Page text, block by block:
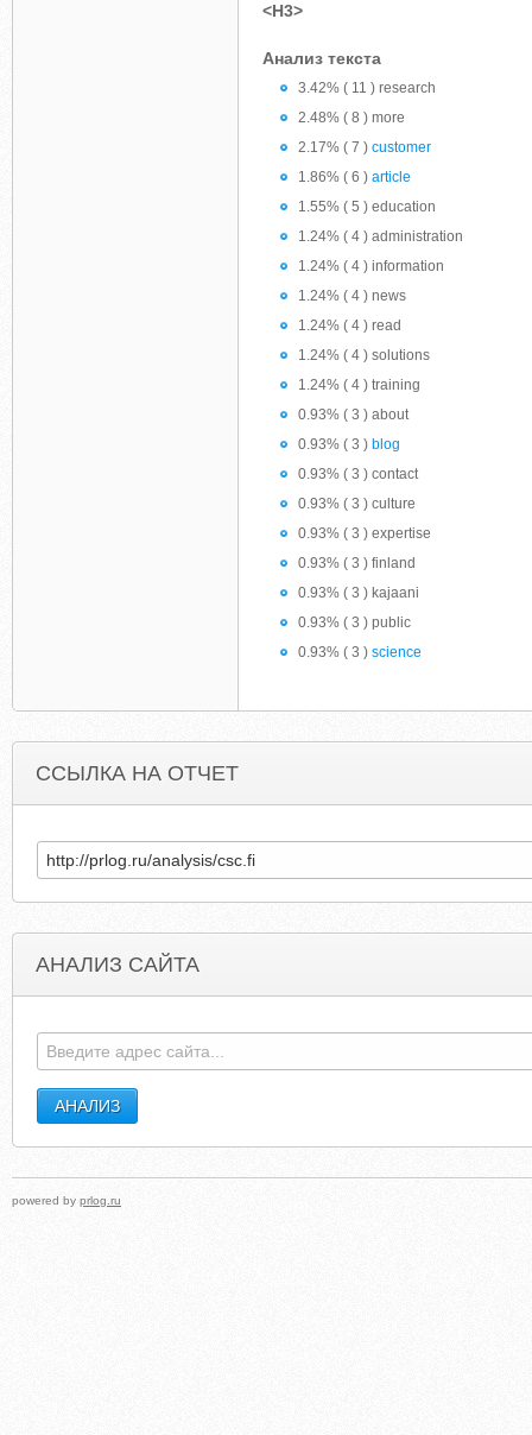
<H3>
Анализ текста
3.42% ( 11 ) research
2.48% ( 8 ) more
2.17% ( 7 ) customer
1.86% ( 6 ) article
1.55% ( 5 ) education
1.24% ( 4 ) administration
1.24% ( 4 ) information
1.24% ( 4 ) news
1.24% ( 4 ) read
1.24% ( 4 ) solutions
1.24% ( 4 ) training
0.93% ( 3 ) about
0.93% ( 3 ) blog
0.93% ( 3 ) contact
0.93% ( 3 ) culture
0.93% ( 3 ) expertise
0.93% ( 3 ) finland
0.93% ( 3 ) kajaani
0.93% ( 3 ) public
0.93% ( 3 ) science
ССЫЛКА НА ОТЧЕТ
АНАЛИЗ САЙТА
powered by prlog.ru